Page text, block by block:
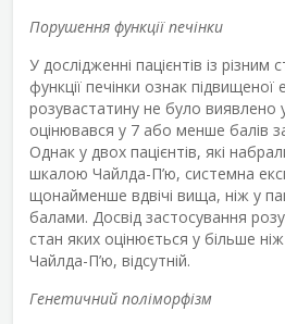
Порушення функції печінки
У дослідженні пацієнтів із
функції печінки ознак підвищеної
розувастатину не було виявлено
оцінювався у 7 або менше балів
Однак у двох пацієнтів, які
шкалою Чайлда-П’ю, системна
щонайменше вдвічі вища, ніж у
балами. Досвід застосування
стан яких оцінюється у більше
Чайлда-П’ю, відсутній.
Генетичний поліморфізм